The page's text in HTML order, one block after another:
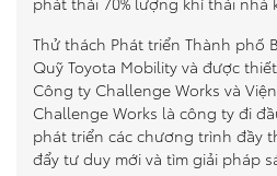
Thử thách Phát triển Thành phố
Quỹ Toyota Mobility và được
Công ty Challenge Works và
Challenge Works là công ty đi
phát triển các chương trình đầy
đẩy tư duy mới và tìm giải pháp